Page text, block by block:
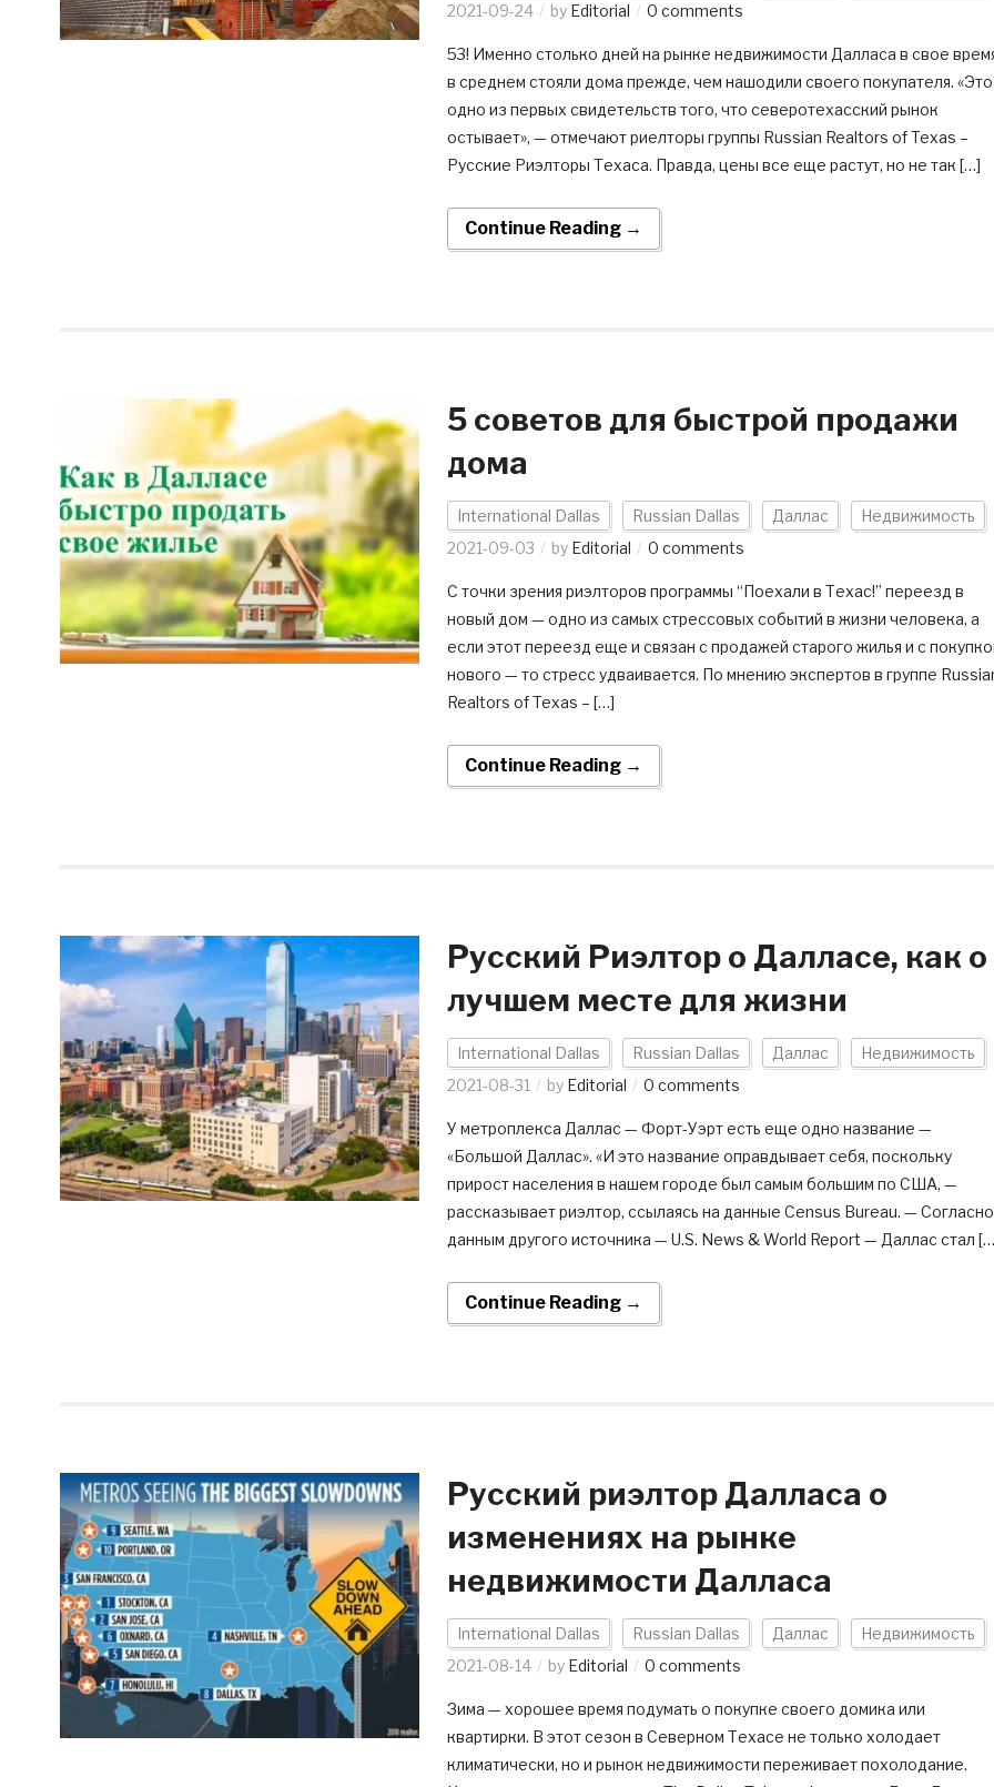
2021-09-24
by Editorial 0 comments
53! Именно столько дней на рынке недвижимости Далласа в свое
в среднем стояли дома прежде, чем нашодили своего покупателя. «Это
одно из первых свидетельств того, что северотехасский рынок
остывает», — отмечают риелторы группы Russian Realtors of Texas –
Русские Риэлторы Техаса. Правда, цены все еще растут, но не так […]
Continue Reading →
5 советов для быстрой продажи
дома
International Dallas Russian Dallas Даллас
Недвижимость
2021-09-03
by Editorial 0 comments
С точки зрения риэлторов программы “Поехали в Техас!” переезд в
новый дом — одно из самых стрессовых событий в жизни человека, а
если этот переезд еще и связан с продажей старого жилья и с
нового — то стресс удваивается. По мнению экспертов в группе
Realtors of Texas – […]
Continue Reading →
Русский Риэлтор о Далласе, как о
лучшем месте для жизни
International Dallas Russian Dallas Даллас
Недвижимость
2021-08-31
by Editorial 0 comments
У метроплекса Даллас — Форт-Уэрт есть еще одно название —
«Большой Даллас». «И это название оправдывает себя, поскольку
прирост населения в нашем городе был самым большим по США, —
рассказывает риэлтор, ссылаясь на данные Census Bureau. — Согласно
данным другого источника — U.S. News & World Report — Даллас стал
Continue Reading →
Русский риэлтор Далласа о
изменениях на рынке
недвижимости Далласа
International Dallas Russian Dallas Даллас
Недвижимость
2021-08-14
by Editorial 0 comments
Зима — хорошее время подумать о покупке своего домика или
квартирки. В этот сезон в Северном Техасе не только холодает
климатически, но и рынок недвижимости переживает похолодание.